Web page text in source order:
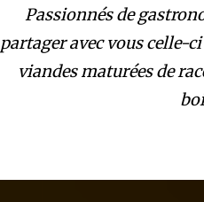
Passionnés de
partager avec vous celle-
viandes maturées de